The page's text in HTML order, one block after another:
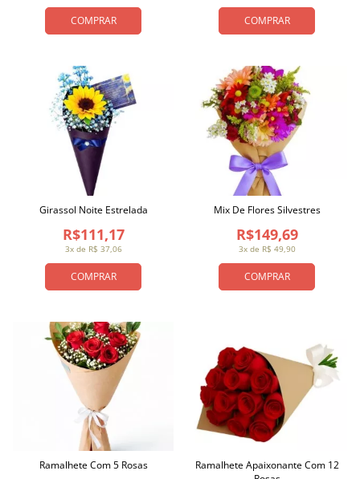
COMPRAR COMPRAR
COMPRAR
3x de R$ 37,06
R$111,17
Girassol Noite Estrelada
COMPRAR
3x de R$ 49,90
R$149,69
Mix De Flores Silvestres
Ramalhete Com 5 Rosas
Ramalhete Apaixonante Com 12